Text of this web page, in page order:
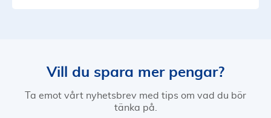
Vill du spara mer pengar?
Ta emot vårt nyhetsbrev med tips om vad du bör
tänka på.